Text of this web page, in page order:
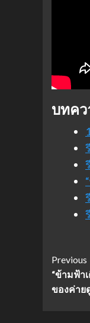
บทคว
Post
Previous
“ข้ามฟ้า
ของค่าย